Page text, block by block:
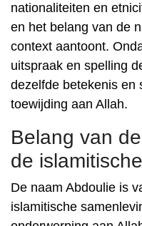
nationaliteiten en
en het belang van de
context aantoont.
uitspraak en spelling
dezelfde betekenis en
toewijding aan Allah.
Belang van
de
De naam Abdoulie is
islamitische